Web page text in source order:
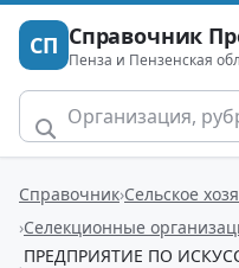
СП Справочник
Пенза и Пензенская
Справочник Сельское
Селекционные
ПРЕДПРИЯТИЕ ПО